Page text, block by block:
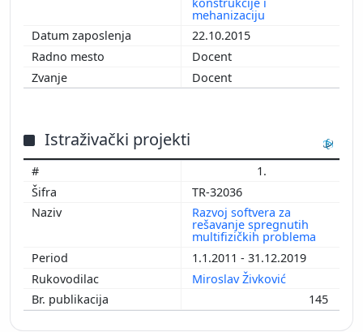
mehanizaciju
22.10.2015
Docent
Docent
Istraživački projekti
1.
TR-32036
Razvoj softvera za
rešavanje spregnutih
multifizičkih problema
1.1.2011 - 31.12.2019
Miroslav Živković
145